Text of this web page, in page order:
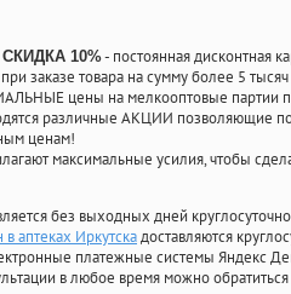
СКИДКА 10%- постоянная дисконтная
при заказе товара на сумму более 5
цены на мелкооптовые партии
различные АКЦИИ позволяющие
ценам!
максимальные усилия, чтобы
без выходных дней
аптеках Иркутскадоставляются
платежные системы Яндекс
в любое время можно обратиться